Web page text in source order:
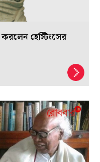
হেস্টিংসের